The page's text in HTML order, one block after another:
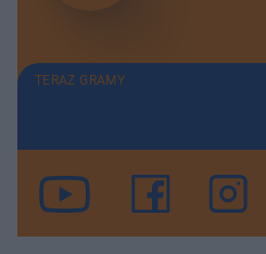
TERAZ GRAMY